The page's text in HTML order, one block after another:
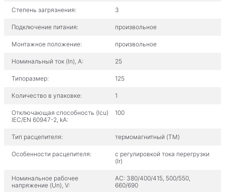
Степень загрязнения: 3
Подключение питания: произвольное
Монтажное положение: произвольное
Номинальный ток (In), A: 25
Типоразмер: 125
Количество в упаковке: 1
Отключающая способность (Icu)
IEC/EN 60947-2, kA:
100
Тип расцепителя: термомагнитный (TM)
Особенности расцепителя:
с регулировкой тока перегрузки
(Ir)
Номинальное рабочее
напряжение (Un), V:
AC: 380/400/415, 500/550,
660/690